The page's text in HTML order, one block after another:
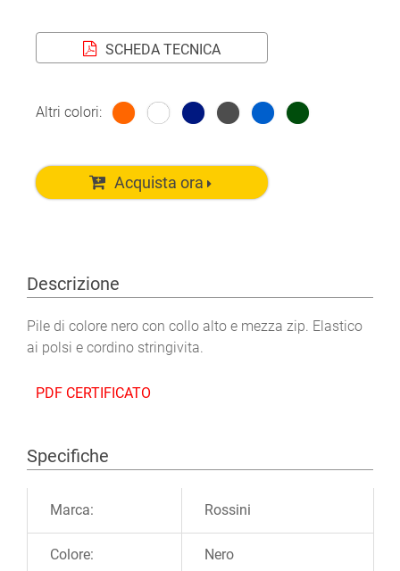
SCHEDA TECNICA
Altri colori:
Acquista ora
Descrizione
Pile di colore nero con collo alto e mezza zip. Elastico
ai polsi e cordino stringivita.
PDF CERTIFICATO
Specifiche
Marca: Rossini
Colore: Nero